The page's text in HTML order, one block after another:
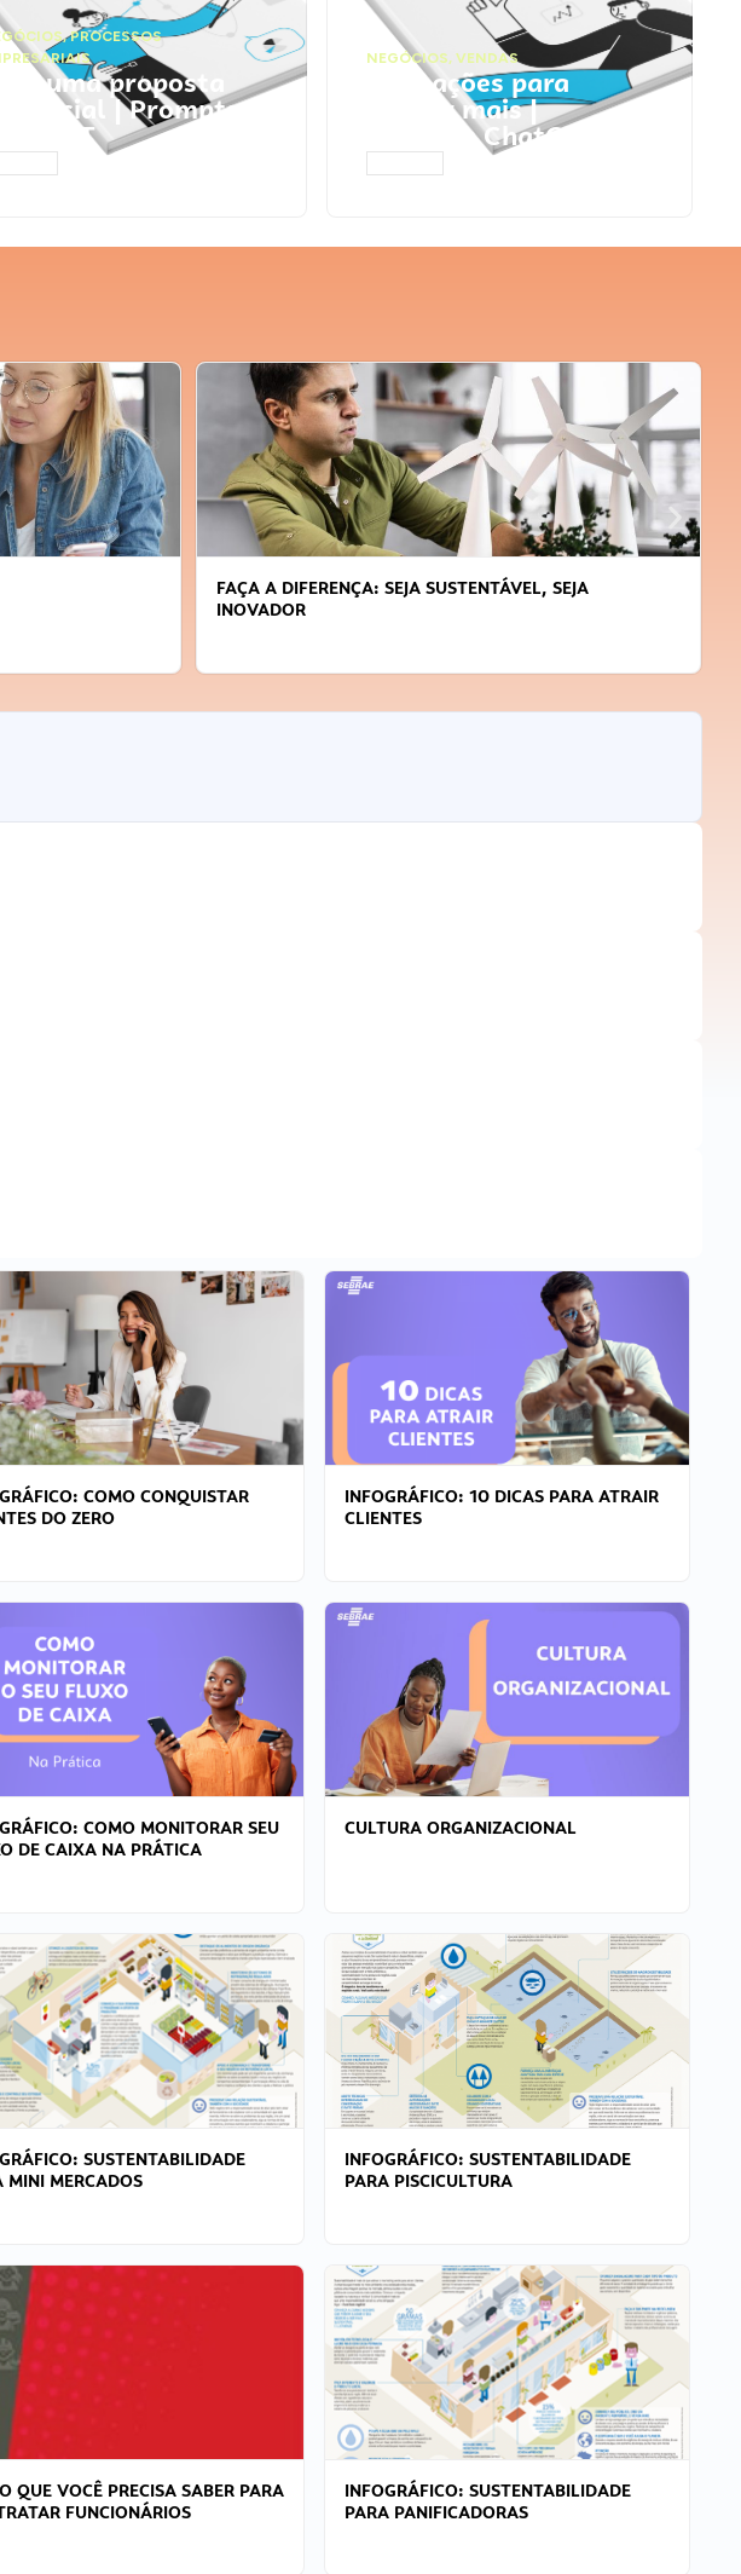
,PROCESSOS
Faça uma proposta
comercial | Prompts
ChatGPT
NEGÓCIOS, VENDAS
Faça ações para
vender mais |
Prompts ChatGPT
SUSTENTÁVEL, SEJA
APRENDA A GERENCIAR O SEU TEMPO
COMO CONQUISTAR
DO ZERO
INFOGRÁFICO: 10 DICAS PARA ATRAIR
CLIENTES
COMO MONITORAR SEU
DE CAIXA NA PRÁTICA
CULTURA ORGANIZACIONAL
SUSTENTABILIDADE
MINI MERCADOS
INFOGRÁFICO: SUSTENTABILIDADE
PARA PISCICULTURA
QUE VOCÊ PRECISA SABER PARA
FUNCIONÁRIOS
INFOGRÁFICO: SUSTENTABILIDADE
PARA PANIFICADORAS